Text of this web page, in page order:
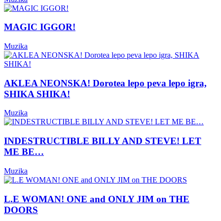
MAGIC IGGOR!
Muzika
AKLEA NEONSKA! Dorotea lepo peva lepo igra,
SHIKA SHIKA!
Muzika
INDESTRUCTIBLE BILLY AND STEVE! LET
ME BE…
Muzika
L.E WOMAN! ONE and ONLY JIM on THE
DOORS